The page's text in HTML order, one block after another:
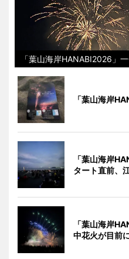
「葉山海岸HANABI2026」
「葉山海岸
「葉山海岸
タート直前、
「葉山海岸
中花火が目前